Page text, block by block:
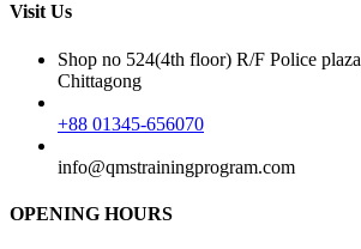
Visit Us
Shop no 524(4th floor) R/F Police
Chittagong
+88 01345-656070
info@qmstrainingprogram.com
OPENING HOURS